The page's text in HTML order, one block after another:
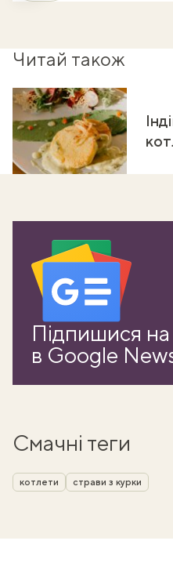
Читай також
Підпишися на
в Google
Смачні теги
котлети страви з курки